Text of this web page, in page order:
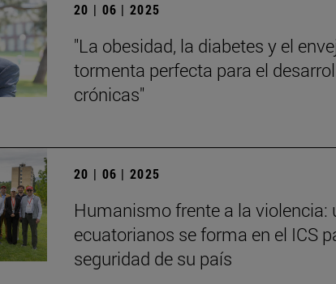
20 | 06 | 2025
"La obesidad, la diabetes y el
tormenta perfecta para el
crónicas"
20 | 06 | 2025
Humanismo frente a la violencia:
ecuatorianos se forma en el ICS
seguridad de su país